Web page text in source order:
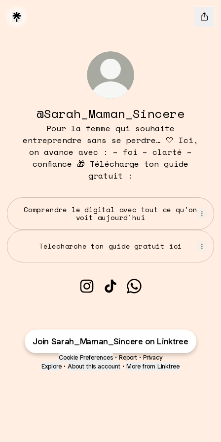
@Sarah_Maman_Sincere
Pour la femme qui souhaite
entreprendre sans se perdre… 🤍 Ici,
on avance avec : – foi – clarté –
confiance 🎁 Télécharge ton guide
gratuit :
Comprendre le digital avec tout ce qu'on
voit aujourd'hui
Télécharche ton guide gratuit ici
@Sarah_Maman_Sincere
@Sarah_Maman_Sincere
Join Sarah_Maman_Sincere on Linktree
Cookie Preferences • Report • Privacy
Explore • About this account • More from Linktree